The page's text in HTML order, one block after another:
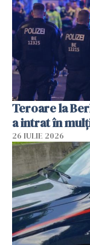
Teroare la
a intrat în
26 IULIE 2026